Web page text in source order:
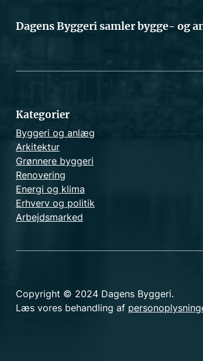
Dagens Byggeri samler bygge- og
Kategorier
Byggeri og anlæg
Arkitektur
Grønnere byggeri
Renovering
Energi og klima
Erhverv og politik
Arbejdsmarked
Copyright © 2024 Dagens Byggeri.
Læs vores behandling af